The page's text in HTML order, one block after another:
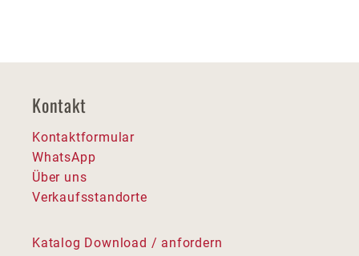
Kontakt
Kontaktformular
WhatsApp
Über uns
Verkaufsstandorte
Katalog Download / anfordern